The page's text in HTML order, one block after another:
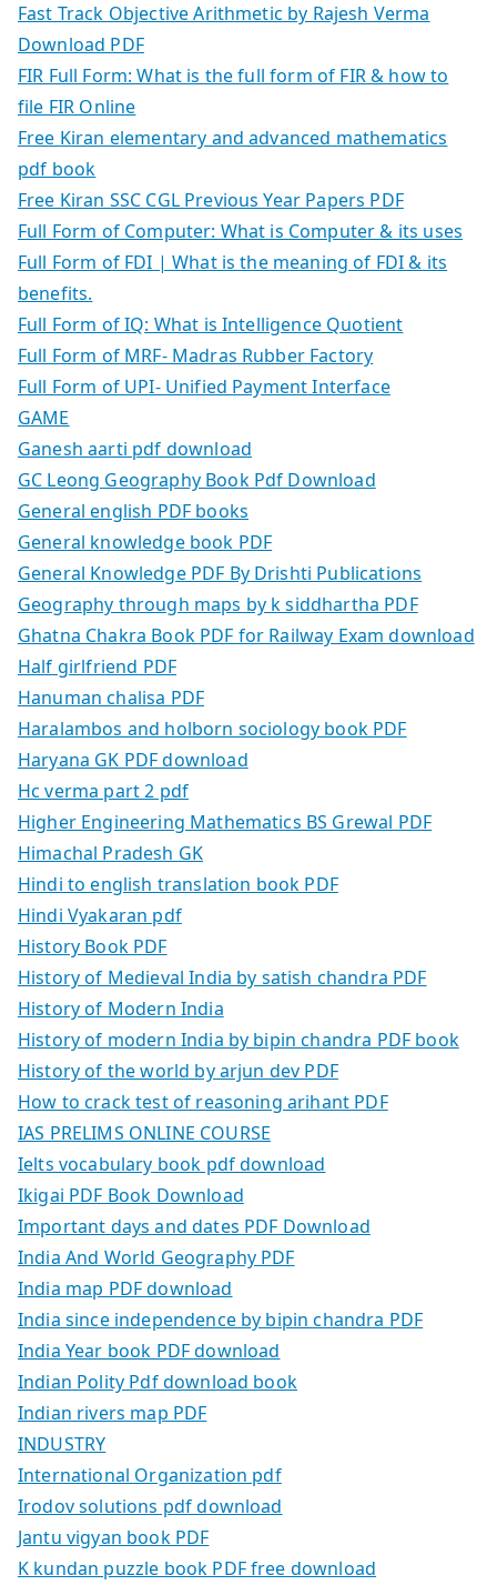
Fast Track Objective Arithmetic by Rajesh Verma
Download PDF
FIR Full Form: What is the full form of FIR & how to
file FIR Online
Free Kiran elementary and advanced mathematics
pdf book
Free Kiran SSC CGL Previous Year Papers PDF
Full Form of Computer: What is Computer & its uses
Full Form of FDI | What is the meaning of FDI & its
benefits.
Full Form of IQ: What is Intelligence Quotient
Full Form of MRF- Madras Rubber Factory
Full Form of UPI- Unified Payment Interface
GAME
Ganesh aarti pdf download
GC Leong Geography Book Pdf Download
General english PDF books
General knowledge book PDF
General Knowledge PDF By Drishti Publications
Geography through maps by k siddhartha PDF
Ghatna Chakra Book PDF for Railway Exam download
Half girlfriend PDF
Hanuman chalisa PDF
Haralambos and holborn sociology book PDF
Haryana GK PDF download
Hc verma part 2 pdf
Higher Engineering Mathematics BS Grewal PDF
Himachal Pradesh GK
Hindi to english translation book PDF
Hindi Vyakaran pdf
History Book PDF
History of Medieval India by satish chandra PDF
History of Modern India
History of modern India by bipin chandra PDF book
History of the world by arjun dev PDF
How to crack test of reasoning arihant PDF
IAS PRELIMS ONLINE COURSE
Ielts vocabulary book pdf download
Ikigai PDF Book Download
Important days and dates PDF Download
India And World Geography PDF
India map PDF download
India since independence by bipin chandra PDF
India Year book PDF download
Indian Polity Pdf download book
Indian rivers map PDF
INDUSTRY
International Organization pdf
Irodov solutions pdf download
Jantu vigyan book PDF
K kundan puzzle book PDF free download